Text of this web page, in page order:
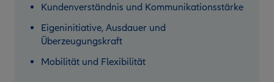
Kundenverständnis und Kommunikationsstärke
Eigeninitiative, Ausdauer und
Überzeugungskraft
Mobilität und Flexibilität